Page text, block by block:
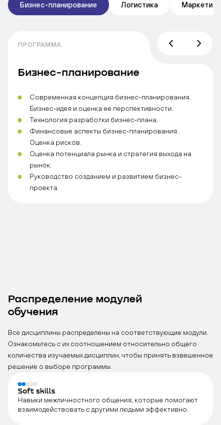
Бизнес-планирование Логистика Маркетинг
ПРОГРАММА
Бизнес-планирование
Современная концепция бизнес-планирования.
Бизнес-идея и оценка ее перспективности.
Технология разработки бизнес-плана.
Финансовые аспекты бизнес-планирования.
Оценка рисков.
Оценка потенциала рынка и стратегия выхода на
рынок.
Руководство созданием и развитием бизнес-
проекта.
Распределение модулей
обучения
Все дисциплины распределены на соответствующие модули.
Ознакомьтесь с их соотношением относительно общего
количества изучаемых дисциплин, чтобы принять взвешенное
решение о выборе программы.
Soft skills
Навыки межличностного общения, которые помогают
взаимодействовать с другими людьми эффективно.